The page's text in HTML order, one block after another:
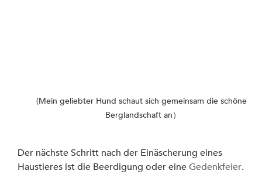
(Mein geliebter Hund schaut sich gemeinsam die schöne
Berglandschaft an）
Der nächste Schritt nach der Einäscherung eines
Haustieres ist die Beerdigung oder eine Gedenkfeier.